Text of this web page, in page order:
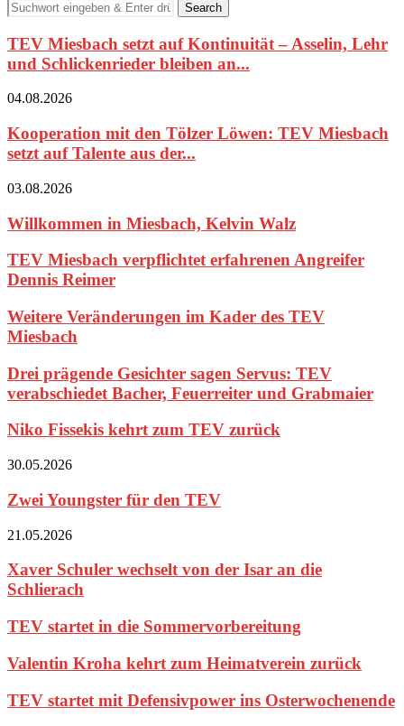
Search
TEV Miesbach setzt auf Kontinuität – Asselin, Lehr
und Schlickenrieder bleiben an...
04.08.2026
Kooperation mit den Tölzer Löwen: TEV Miesbach
setzt auf Talente aus der...
03.08.2026
Willkommen in Miesbach, Kelvin Walz
TEV Miesbach verpflichtet erfahrenen Angreifer
Dennis Reimer
Weitere Veränderungen im Kader des TEV
Miesbach
Drei prägende Gesichter sagen Servus: TEV
verabschiedet Bacher, Feuerreiter und Grabmaier
Niko Fissekis kehrt zum TEV zurück
30.05.2026
Zwei Youngster für den TEV
21.05.2026
Xaver Schuler wechselt von der Isar an die
Schlierach
TEV startet in die Sommervorbereitung
Valentin Kroha kehrt zum Heimatverein zurück
TEV startet mit Defensivpower ins Osterwochenende